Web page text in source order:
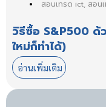
สอนเทรด ict, สอน
วิธีซื้อ S&P500 ด้
ใหม่ก็ทำได้)
อ่านเพิ่มเติม